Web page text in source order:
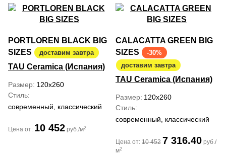
PORTLOREN BLACK BIG
SIZES
доставим завтра
TAU Ceramica (Испания)
Размер 120x260
Стиль
современный, классический
Цена от: 10 452 руб./м2
CALACATTA GREEN BIG
SIZES
-30%
доставим завтра
TAU Ceramica (Испания)
Размер 120x260
Стиль
современный, классический
Цена от: 10 452 7 316.40 руб./
м2